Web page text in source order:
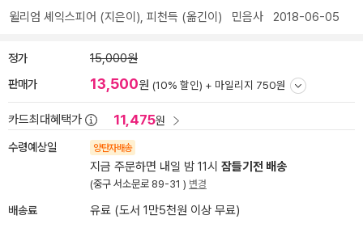
윌리엄 셰익스피어 (지은이), 피천득 (옮긴이) 민음사 2018-06-05
정가 15,000원
판매가 13,500원 (10% 할인) + 마일리지 750원
카드최대혜택가 11,475원
수령예상일 양탄자배송
지금 주문하면 내일 밤 11시 잠들기전 배송
(중구 서소문로 89-31 ) 변경
배송료 유료 (도서 1만5천원 이상 무료)